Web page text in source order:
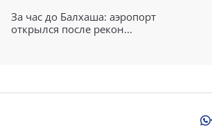
За час до Балхаша: аэропорт
открылся после рекон...